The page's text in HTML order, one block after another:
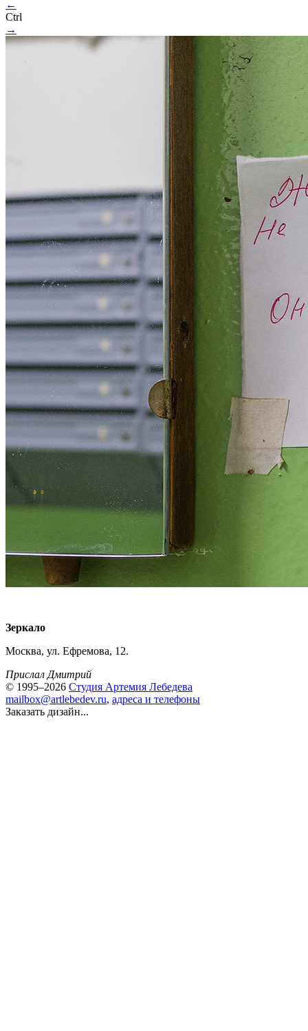
←
Ctrl
→
Зеркало
Москва, ул. Ефремова, 12.
Прислал Дмитрий
© 1995–2026 Студия Артемия Лебедева
mailbox@artlebedev.ru, адреса и телефоны
Заказать дизайн...